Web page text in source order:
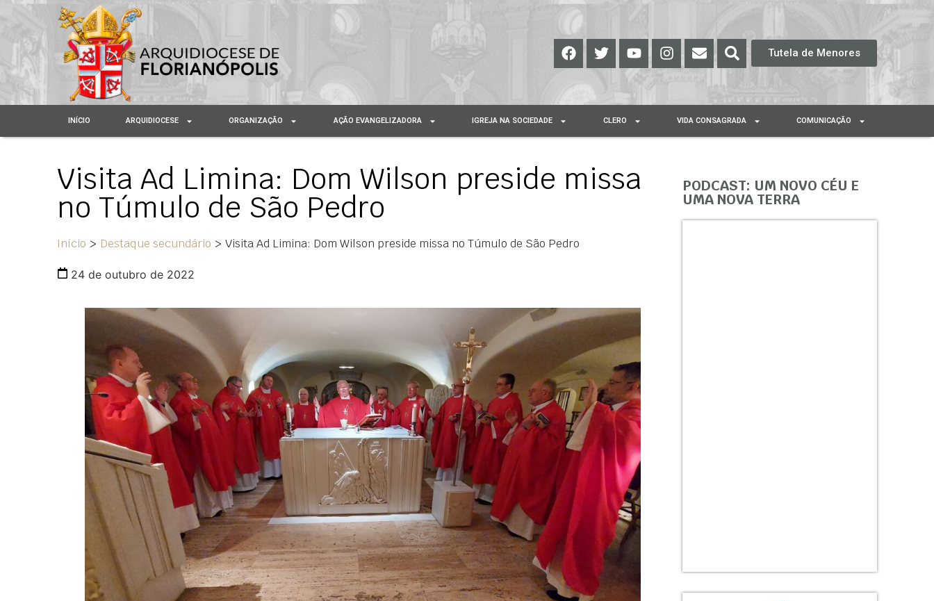
Tutela de Menores
INÍCIO ARQUIDIOCESE ORGANIZAÇÃO AÇÃO EVANGELIZADORA IGREJA NA SOCIEDADE CLERO VIDA CONSAGRADA COMUNICAÇÃO
Visita Ad Limina: Dom Wilson preside missa
no Túmulo de São Pedro
Início > Destaque secundário > Visita Ad Limina: Dom Wilson preside missa no Túmulo de São Pedro
24 de outubro de 2022
PODCAST: UM NOVO CÉU E
UMA NOVA TERRA